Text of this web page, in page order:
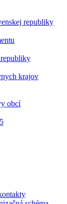
republiky
krajov
obcí